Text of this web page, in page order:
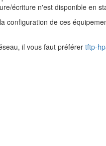
écriture n'est disponible en
configuration de ces
il vous faut préférer tftp-